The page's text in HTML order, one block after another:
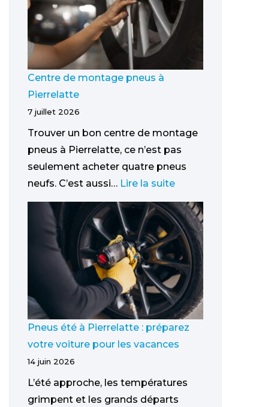
Centre de montage pneus à
Pierrelatte
7 juillet 2026
Trouver un bon centre de montage
pneus à Pierrelatte, ce n’est pas
seulement acheter quatre pneus
neufs. C’est aussi… Lire la suite
Pneus été à Pierrelatte : préparez
votre voiture pour les vacances
14 juin 2026
L’été approche, les températures
grimpent et les grands départs